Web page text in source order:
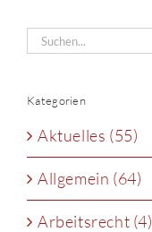
Suche
Kategorien
Aktuelles (55)
Allgemein (64)
Arbeitsrecht (4)